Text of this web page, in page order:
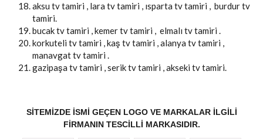
aksu tv tamiri , lara tv tamiri , ısparta tv tamiri , burdur tv
tamiri.
bucak tv tamiri , kemer tv tamiri , elmalı tv tamiri .
korkuteli tv tamiri , kaş tv tamiri , alanya tv tamiri ,
manavgat tv tamiri .
gazipaşa tv tamiri , serik tv tamiri , akseki tv tamiri.
SITEMIZDE ISMI GEÇEN LOGO VE MARKALAR ILGILI
FIRMANIN TESCILLI MARKASIDIR.